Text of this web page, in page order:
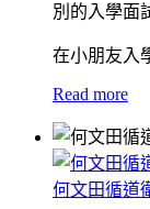
別的入學面
在小朋友入
Read more
何文田循道